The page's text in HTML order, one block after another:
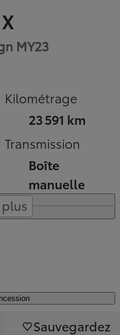
MY23
Kilométrage
23 591 km
Transmission
Boîte
manuelle
Sauvegardez